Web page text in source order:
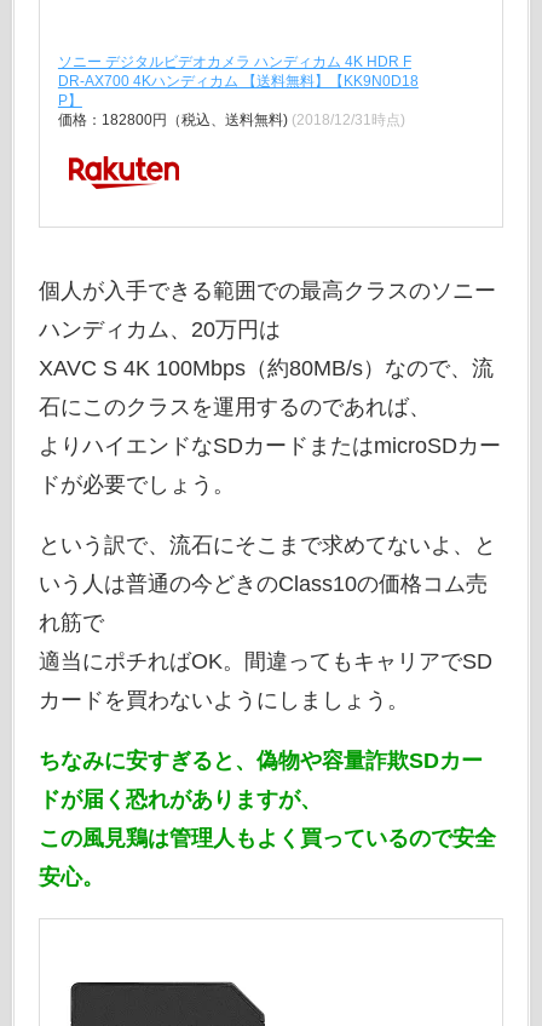
ソニー デジタルビデオカメラ ハンディカム 4K HDR F
DR-AX700 4Kハンディカム 【送料無料】【KK9N0D18
P】
価格：182800円（税込、送料無料) (2018/12/31時点)
個人が入手できる範囲での最高クラスのソニー
ハンディカム、20万円は
XAVC S 4K 100Mbps（約80MB/s）なので、流
石にこのクラスを運用するのであれば、
よりハイエンドなSDカードまたはmicroSDカー
ドが必要でしょう。
という訳で、流石にそこまで求めてないよ、と
いう人は普通の今どきのClass10の価格コム売
れ筋で
適当にポチればOK。間違ってもキャリアでSD
カードを買わないようにしましょう。
ちなみに安すぎると、偽物や容量詐欺SDカー
ドが届く恐れがありますが、
この風見鶏は管理人もよく買っているので安全
安心。